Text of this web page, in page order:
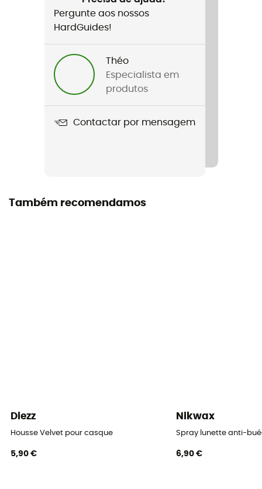
Nome do produto
Barrettes souples Flex
Manual de instruções
Pergunte aos nossos
HardGuides!
Théo
Especialista em
produtos
Contactar por mensagem
Também recomendamos
Diezz
Housse Velvet pour casque
5,90 €
Nikwax
Spray lunette anti-
6,90 €